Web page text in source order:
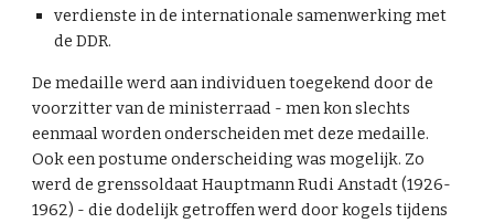
verdienste in de internationale samenwerking met
de DDR.
De medaille werd aan individuen toegekend door de
voorzitter van de ministerraad - men kon slechts
eenmaal worden onderscheiden met deze medaille.
Ook een postume onderscheiding was mogelijk. Zo
werd de grenssoldaat Hauptmann Rudi Anstadt (1926-
1962) - die dodelijk getroffen werd door kogels tijdens